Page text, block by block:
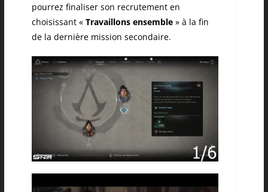
pourrez finaliser son recrutement en
choisissant « Travaillons ensemble» à la fin
de la dernière mission secondaire.